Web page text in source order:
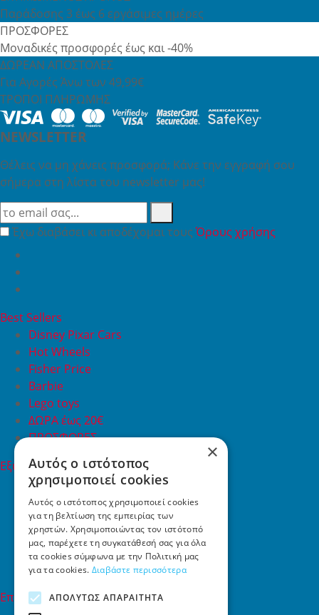
Παράδοσης 3 έως 6 εργάσιμες ημέρες
ΠΡΟΣΦΟΡΕΣ
Μοναδικές προσφορές έως και -40%
ΔΩΡΕΑΝ ΑΠΟΣΤΟΛΕΣ
Για Αγορές Άνω των 49,99€
ΤΡΟΠΟΙ ΠΛΗΡΩΜΗΣ
NEWSLETTER
Θέλεις να μη χάνεις προσφορά; Κάνε την εγγραφή σου
σήμερα στη λίστα του newsletter μας!
Έχω διαβάσει κι αποδέχομαι τουςΌρους χρήσης
Best Sellers
Disney Pixar Cars
Hot Wheels
Fisher Price
Barbie
Lego toys
ΔΩΡΑ έως 20€
ΠΡΟΣΦΟΡΕΣ
Εξυπηρέτηση Πελατών
Εξυπηρέτηση πελατών
Συχνές ερωτήσεις
Όροι χρήσης
Τρόποι Πληρωμής
Επιστροφές
Επικοινωνία
Επικοινωνία
×
Αυτός ο ιστότοπος
χρησιμοποιεί cookies
Αυτός ο ιστότοπος χρησιμοποιεί cookies
για τη βελτίωση της εμπειρίας των
χρηστών. Χρησιμοποιώντας τον ιστότοπό
μας, παρέχετε τη συγκατάθεσή σας για όλα
τα cookies σύμφωνα με την Πολιτική μας
για τα cookies. Διαβάστε περισσότερα
ΑΠΟΛΎΤΩΣ ΑΠΑΡΑΊΤΗΤΑ